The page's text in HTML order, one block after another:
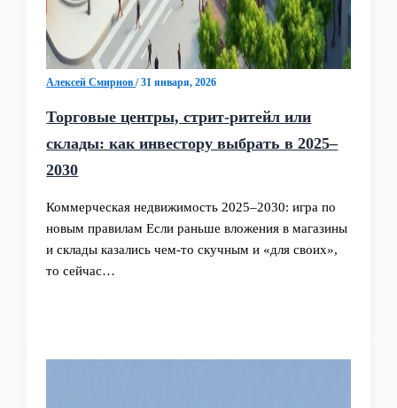
Алексей Смирнов/31 января, 2026
Торговые центры, стрит‑ритейл или
склады: как инвестору выбрать в 2025–
2030
Коммерческая недвижимость 2025–2030: игра по
новым правилам Если раньше вложения в магазины
и склады казались чем‑то скучным и «для своих»,
то сейчас…